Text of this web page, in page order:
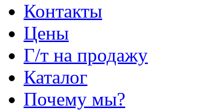
Контакты
Цены
Г/т на продажу
Каталог
Почему мы?